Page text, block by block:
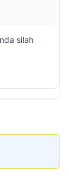
silah